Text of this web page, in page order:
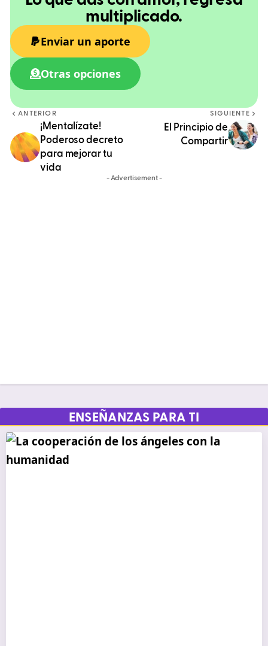
multiplicado.
Enviar un aporte
Otras opciones
ANTERIOR
¡Mentalízate!
Poderoso decreto
para mejorar tu
vida
SIGUIENTE
El Principio de
Compartir
- Advertisement -
ENSEÑANZAS PARA TI